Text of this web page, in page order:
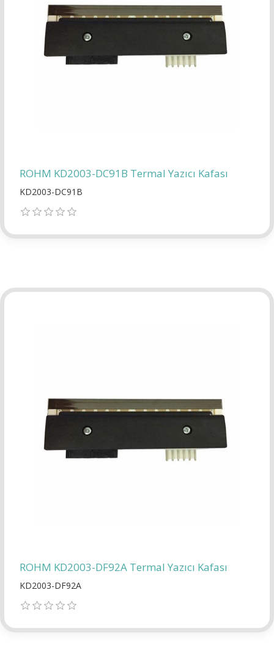
ROHM KD2003-DC91B Termal Yazıcı Kafası
KD2003-DC91B
ROHM KD2003-DF92A Termal Yazıcı Kafası
KD2003-DF92A